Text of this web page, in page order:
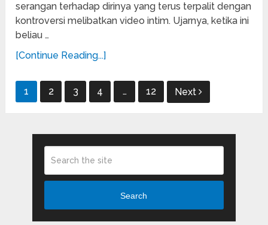
serangan terhadap dirinya yang terus terpalit dengan
kontroversi melibatkan video intim. Ujarnya, ketika ini
beliau …
[Continue Reading...]
Posts
1 2 3 4 … 12 Next
Search